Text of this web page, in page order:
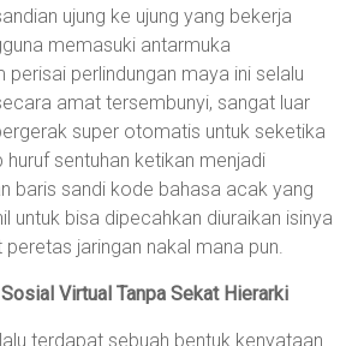
ujung ke ujung yang bekerja
memasuki antarmuka
perisai perlindungan maya ini selalu
amat tersembunyi, sangat luar
super otomatis untuk seketika
sentuhan ketikan menjadi
baris sandi kode bahasa acak yang
untuk bisa dipecahkan diuraikan isinya
jaringan nakal mana pun.
Virtual Tanpa Sekat Hierarki
terdapat sebuah bentuk kenyataan